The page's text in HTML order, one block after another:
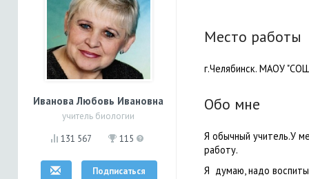
Иванова Любовь Ивановна
учитель биологии
131 567
115
Подписаться
Место работы
г.Челябинск. МАОУ
Обо мне
Я обычный учитель.У
работу.
Я думаю, надо